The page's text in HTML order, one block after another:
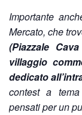
Importante
Mercato, che
(Piazzale
villaggio
dedicato
contest a
pensati per un